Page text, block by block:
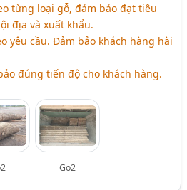
từng loại gỗ, đảm bảo đạt tiêu
địa và xuất khẩu.
yêu cầu. Đảm bảo khách hàng hài
đúng tiến độ cho khách hàng.
Go2